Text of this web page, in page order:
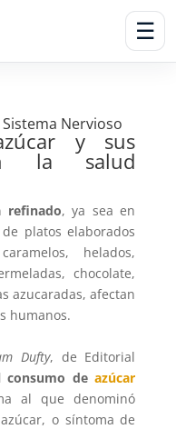
☰
Nervioso
y sus
en la salud
refinado, ya sea en
platos elaborados
helados,
chocolate,
azucaradas, afectan
humanos.
Dufty, de Editorial
consumo deazúcar
al que denominó
o síntoma de